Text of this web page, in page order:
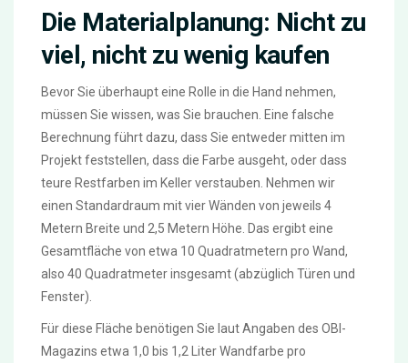
Die Materialplanung: Nicht zu
viel, nicht zu wenig kaufen
Bevor Sie überhaupt eine Rolle in die Hand nehmen,
müssen Sie wissen, was Sie brauchen. Eine falsche
Berechnung führt dazu, dass Sie entweder mitten im
Projekt feststellen, dass die Farbe ausgeht, oder dass
teure Restfarben im Keller verstauben. Nehmen wir
einen Standardraum mit vier Wänden von jeweils 4
Metern Breite und 2,5 Metern Höhe. Das ergibt eine
Gesamtfläche von etwa 10 Quadratmetern pro Wand,
also 40 Quadratmeter insgesamt (abzüglich Türen und
Fenster).
Für diese Fläche benötigen Sie laut Angaben des OBI-
Magazins etwa 1,0 bis 1,2 Liter Wandfarbe pro